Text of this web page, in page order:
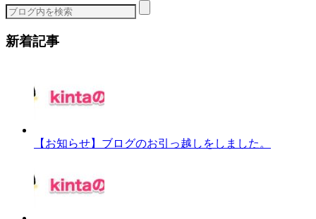
ー
新着記事
【お知らせ】ブログのお引っ越しをしました。